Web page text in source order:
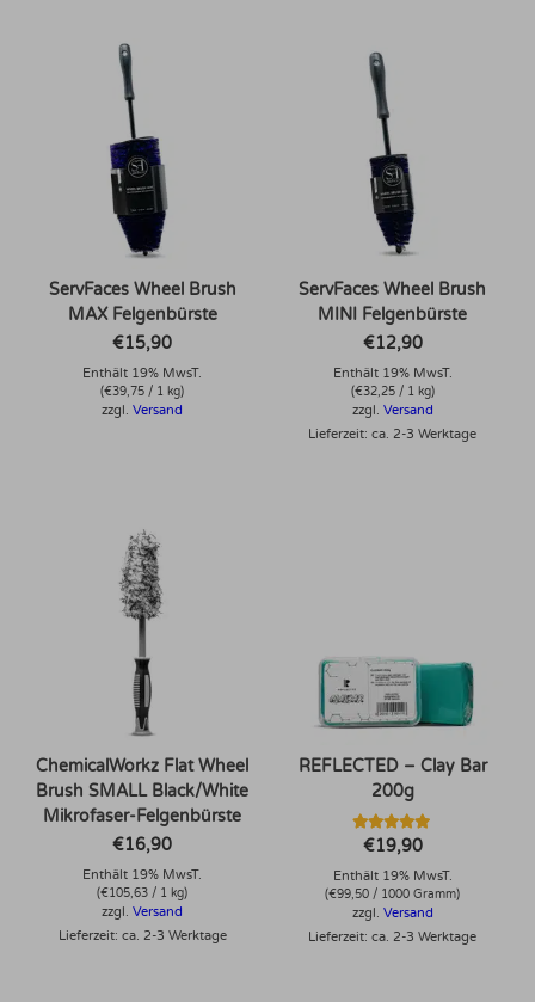
ServFaces Wheel Brush
MAX Felgenbürste
€15,90
Enthält 19% MwsT.
(€39,75 / 1 kg)
zzgl.Versand
ServFaces Wheel Brush
MINI Felgenbürste
€12,90
Enthält 19% MwsT.
(€32,25/ 1 kg)
zzgl. Versand
Lieferzeit: ca. 2-3 Werktage
ChemicalWorkz Flat Wheel
Brush SMALL Black/White
Mikrofaser-Felgenbürste
€16,90
Enthält 19% MwsT.
(€105,63 / 1 kg)
zzgl.Versand
Lieferzeit: ca. 2-3 Werktage
REFLECTED – Clay Bar
200g
Bewertet mit
5.00
von 5
€19,90
Enthält 19% MwsT.
(€99,50 / 1000 Gramm)
zzgl. Versand
Lieferzeit: ca. 2-3 Werktage